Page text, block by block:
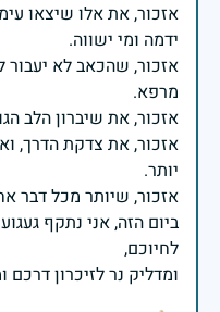
אזכור, את אלו שיצאו
אזכור, שהכאב לא יעבור
אזכור, את צדקת הדרך,
ביום הזה, אני נתקף
ומדליק נר לזיכרון